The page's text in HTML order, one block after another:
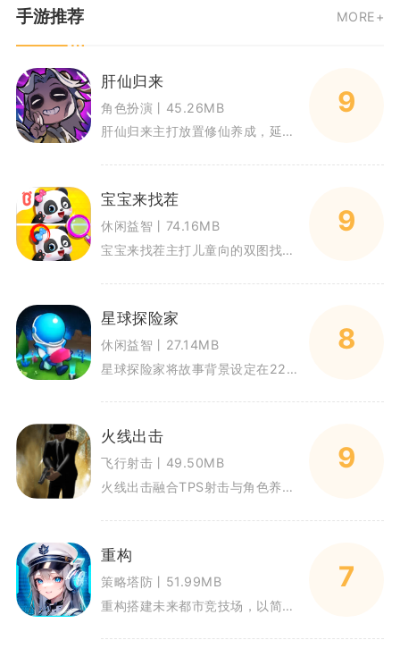
手游推荐 MORE+
肝仙归来
角色扮演丨45.26MB
肝仙归来主打放置修仙养成，延续经典修真挂机玩法，兼顾休闲离线收益与深度长线养成。玩家化身修真修士，依靠秘境闯关、装备锻造
9
宝宝来找茬
休闲益智丨74.16MB
宝宝来找茬主打儿童向的双图找不同玩法，面向2到6岁学龄前孩子设计，整体以卡通熊猫角色作为引导形象，依靠视觉对比的方式锻炼
9
星球探险家
休闲益智丨27.14MB
星球探险家将故事背景设定在2287年人类星际移民阶段，前往玛利亚宜居星球的载人飞船意外失事，玩家化身幸存宇航员，在失联状
8
火线出击
飞行射击丨49.50MB
火线出击融合TPS射击与角色养成玩法，以近未来科幻战场作为故事背景。玩家操控佣兵完成各类战术任务，既能参与多人实时竞技对
9
重构
策略塔防丨51.99MB
重构搭建未来都市竞技场，以简谐智能对抗为核心，围绕重构仪式展开多人竞技对局。玩家化身向导，招募各类智能角色参与对战，在5
7